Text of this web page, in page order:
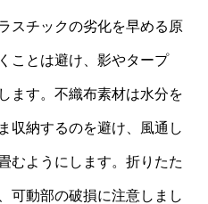
スチックの劣化を早める原
ことは避け、影やタープ
ます。不織布素材は水分を
収納するのを避け、風通し
むようにします。折りたた
可動部の破損に注意しまし